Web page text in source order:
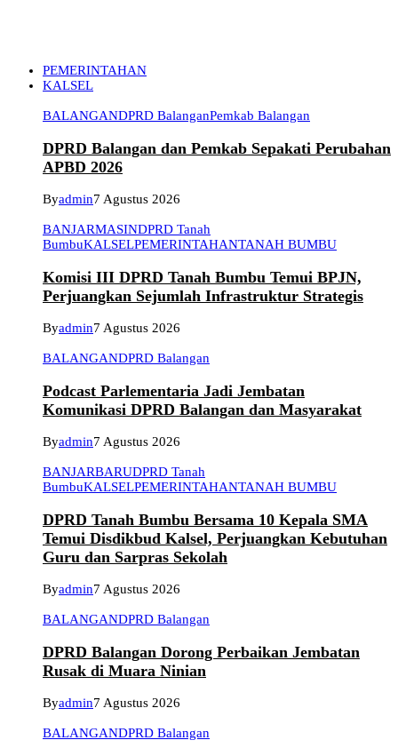
PEMERINTAHAN
KALSEL
BALANGANDPRD BalanganPemkab Balangan
DPRD Balangan dan Pemkab Sepakati Perubahan
APBD 2026
Byadmin7 Agustus 2026
BANJARMASINDPRD Tanah
BumbuKALSELPEMERINTAHANTANAH BUMBU
Komisi III DPRD Tanah Bumbu Temui BPJN,
Perjuangkan Sejumlah Infrastruktur Strategis
Byadmin7 Agustus 2026
BALANGANDPRD Balangan
Podcast Parlementaria Jadi Jembatan
Komunikasi DPRD Balangan dan Masyarakat
Byadmin7 Agustus 2026
BANJARBARUDPRD Tanah
BumbuKALSELPEMERINTAHANTANAH BUMBU
DPRD Tanah Bumbu Bersama 10 Kepala SMA
Temui Disdikbud Kalsel, Perjuangkan Kebutuhan
Guru dan Sarpras Sekolah
Byadmin7 Agustus 2026
BALANGANDPRD Balangan
DPRD Balangan Dorong Perbaikan Jembatan
Rusak di Muara Ninian
Byadmin7 Agustus 2026
BALANGANDPRD Balangan